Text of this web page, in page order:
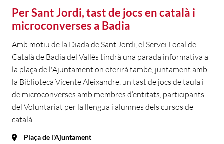
Per Sant Jordi, tast de jocs en català i
microconverses a Badia
Amb motiu de la Diada de Sant Jordi, el Servei Local de
Català de Badia del Vallès tindrà una parada informativa a
la plaça de l'Ajuntament on oferirà també, juntament amb
la Biblioteca Vicente Aleixandre, un tast de jocs de taula i
de microconverses amb membres d’entitats, participants
del Voluntariat per la llengua i alumnes dels cursos de
català.
Plaça de l'Ajuntament